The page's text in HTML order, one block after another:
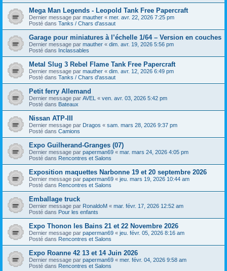
Mega Man Legends - Leopold Tank Free Papercraft
Dernier message par mauther « mer. avr. 22, 2026 7:25 pm
Posté dans Tanks / Chars d'assaut
Garage pour miniatures à l’échelle 1/64 – Version en couches
Dernier message par mauther « dim. avr. 19, 2026 5:56 pm
Posté dans Inclassables
Metal Slug 3 Rebel Flame Tank Free Papercraft
Dernier message par mauther « dim. avr. 12, 2026 6:49 pm
Posté dans Tanks / Chars d'assaut
Petit ferry Allemand
Dernier message par AVEL « ven. avr. 03, 2026 5:42 pm
Posté dans Bateaux
Nissan ATP-III
Dernier message par Dragos « sam. mars 28, 2026 9:37 pm
Posté dans Camions
Expo Guilherand-Granges (07)
Dernier message par paperman69 « mar. mars 24, 2026 4:05 pm
Posté dans Rencontres et Salons
Exposition maquettes Narbonne 19 et 20 septembre 2026
Dernier message par paperman69 « jeu. mars 19, 2026 10:44 am
Posté dans Rencontres et Salons
Emballage truck
Dernier message par RonaldoM « mar. févr. 17, 2026 12:52 am
Posté dans Pour les enfants
Expo Thonon les Bains 21 et 22 Novembre 2026
Dernier message par paperman69 « jeu. févr. 05, 2026 8:16 am
Posté dans Rencontres et Salons
Expo Roanne 42 13 et 14 Juin 2026
Dernier message par paperman69 « mer. févr. 04, 2026 9:58 am
Posté dans Rencontres et Salons